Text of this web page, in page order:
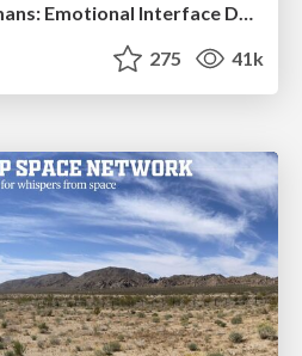
Learning to Love Humans: Emotional Interface Design
275 41k